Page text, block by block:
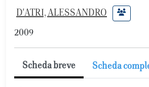
D'ATRI, ALESSANDRO
2009
Scheda breve Scheda